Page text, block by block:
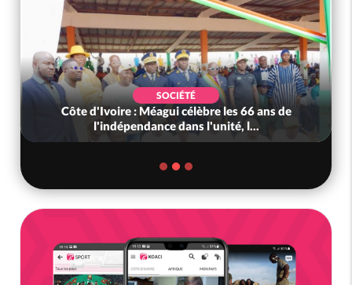
SOCIÉTÉ
Côte d'Ivoire : Méagui célèbre les 66 ans de
l'indépendance dans l'unité, l...